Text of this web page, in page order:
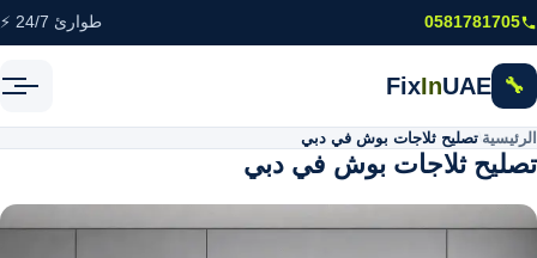
تخطى إلى المحتوى الرئيسي
0581781705 طوارئ 24/7 ⚡
🔧
FixInUAE
الرئيسية تصليح ثلاجات بوش في دبي
تصليح ثلاجات بوش في دبي